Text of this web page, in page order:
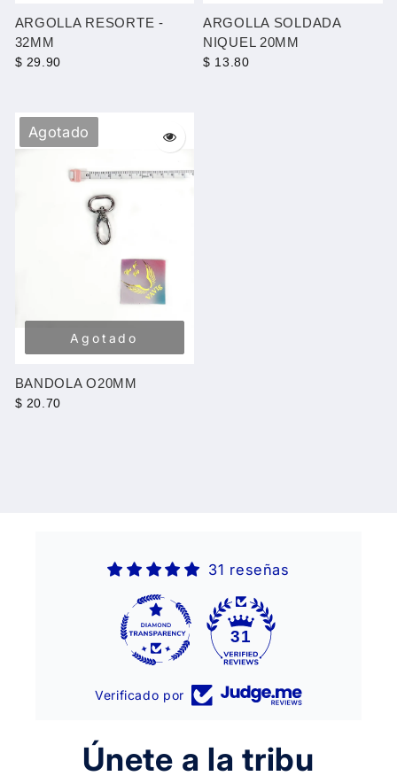
ARGOLLA RESORTE -
32MM
$ 29.90
ARGOLLA SOLDADA
NIQUEL 20MM
$ 13.80
Agotado
Agotado
BANDOLA O20MM
$ 20.70
31 reseñas
31
Verificado por
Únete a la tribu